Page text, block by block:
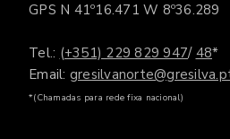
GPS N 41º16.471 W 8º36.289
Tel.: (+351) 229 829 947/ 48*
Email:
*(Chamadas para rede fixa nacional)